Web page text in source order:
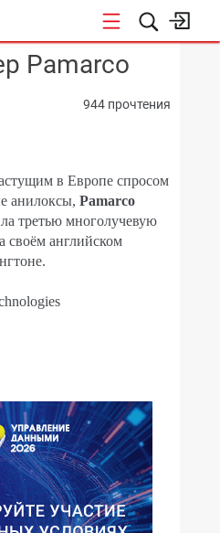
КОНФЕРЕНЦИИ
Pamarco
944 прочтения
в Европе спросом
анилоксы, Pamarco
третью многолучевую
своём английском